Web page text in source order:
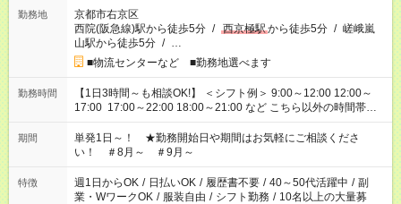
勤務地
京都市右京区
西院(阪急線)駅から徒歩5分 / 西京極駅から徒歩5分 / 嵯峨嵐
山駅から徒歩5分 / …
■物流センターなど ■勤務地選べます
勤務時間
【1日3時間～も相談OK!】 ＜シフト例＞ 9:00～12:00 12:00～
17:00 17:00～22:00 18:00～21:00 など こちら以外の時間帯も
お気軽にご相談ください！
期間
単発1日～！ ★勤務開始日や期間はお気軽にご相談くださ
い！ ＃8月～ ＃9月～
特徴 週1日からOK / 日払いOK / 履歴書不要 / 40～50代活躍中 / 副
業・WワークOK / 服装自由 / シフト勤務 / 10名以上の大量募